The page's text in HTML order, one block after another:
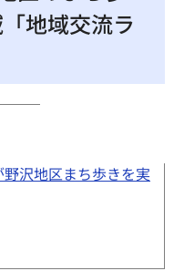
地域交流ラ
沢地区まち歩きを実